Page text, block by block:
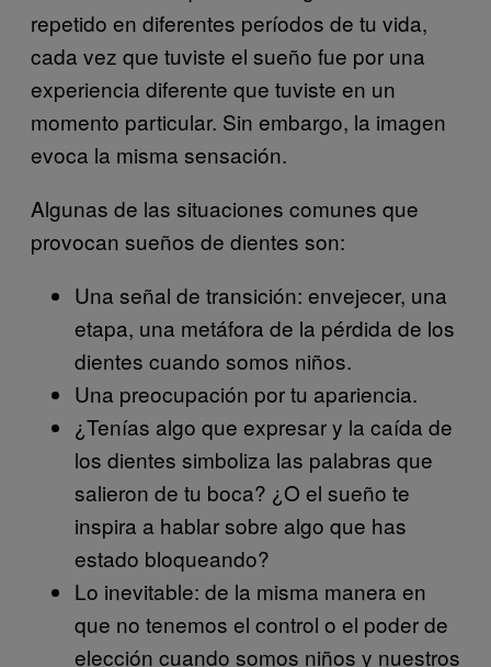
repetido en diferentes períodos de tu vida,
cada vez que tuviste el sueño fue por una
experiencia diferente que tuviste en un
momento particular. Sin embargo, la imagen
evoca la misma sensación.
Algunas de las situaciones comunes que
provocan sueños de dientes son:
Una señal de transición: envejecer, una
etapa, una metáfora de la pérdida de los
dientes cuando somos niños.
Una preocupación por tu apariencia.
¿Tenías algo que expresar y la caída de
los dientes simboliza las palabras que
salieron de tu boca? ¿O el sueño te
inspira a hablar sobre algo que has
estado bloqueando?
Lo inevitable: de la misma manera en
que no tenemos el control o el poder de
elección cuando somos niños y nuestros